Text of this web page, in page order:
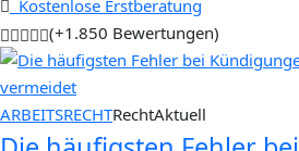
Kostenlose Erstberatung
(+1.850 Bewertungen)
ARBEITSRECHTRechtAktuell